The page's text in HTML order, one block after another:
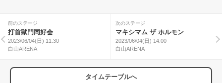
前のステージ
打首獄門同好会
2023/06/04(日) 11:30
白山ARENA
次のステージ
マキシマム ザ ホルモン
2023/06/04(日) 14:00
白山ARENA
タイムテーブルへ